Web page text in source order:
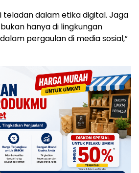
teladan dalam etika digital. Jaga
hanya di lingkungan
pergaulan di media sosial,”